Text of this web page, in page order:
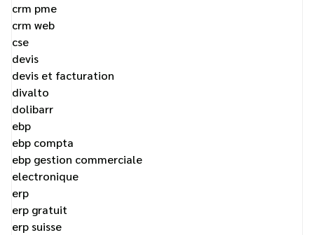
crm pme
crm web
cse
devis
devis et facturation
divalto
dolibarr
ebp
ebp compta
ebp gestion commerciale
electronique
erp
erp gratuit
erp suisse